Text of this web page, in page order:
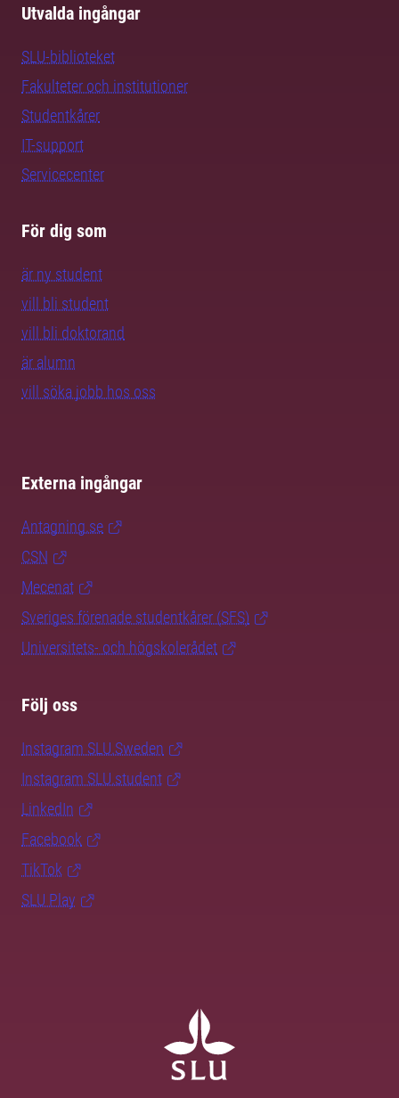
Utvalda ingångar
SLU-biblioteket
Fakulteter och institutioner
Studentkårer
IT-support
Servicecenter
För dig som
är ny student
vill bli student
vill bli doktorand
är alumn
vill söka jobb hos oss
Externa ingångar
Antagning.se
CSN
Mecenat
Sveriges förenade studentkårer (SFS)
Universitets- och högskolerådet
Följ oss
Instagram SLU.Sweden
Instagram SLU.student
LinkedIn
Facebook
TikTok
SLU Play